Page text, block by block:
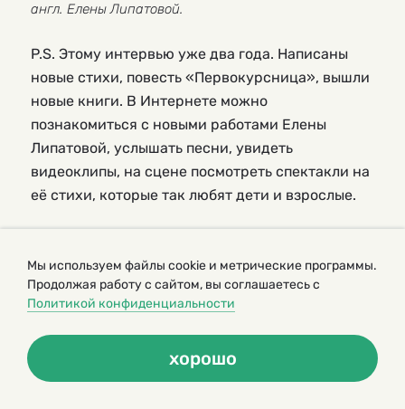
англ. Елены Липатовой.
P.S. Этому интервью уже два года. Написаны
новые стихи, повесть «Первокурсница», вышли
новые книги. В Интернете можно
познакомиться с новыми работами Елены
Липатовой, услышать песни, увидеть
видеоклипы, на сцене посмотреть спектакли на
её стихи, которые так любят дети и взрослые.
Авторы и художники на
сайте журнала
Иван Мельник (Станислав
Гриченко)
Мы используем файлы cookie и метрические программы.
Продолжая работу с сайтом, вы соглашаетесь с
Политикой конфиденциальности
хорошо